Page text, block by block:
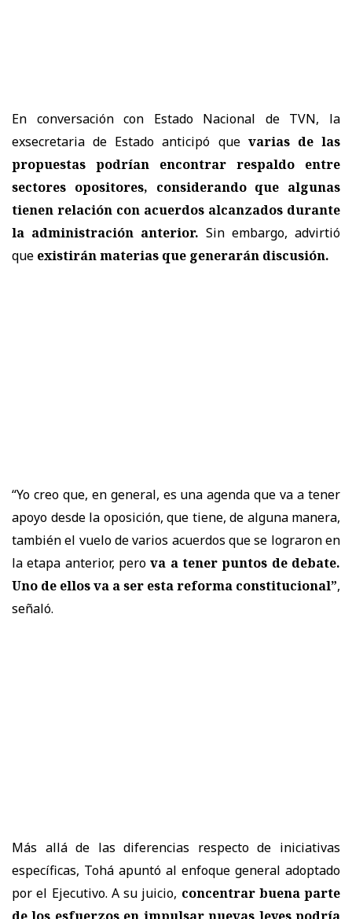
En conversación con Estado Nacional de TVN, la
exsecretaria de Estado anticipó que varias de las
propuestas podrían encontrar respaldo entre
sectores opositores, considerando que algunas
tienen relación con acuerdos alcanzados durante
la administración anterior. Sin embargo, advirtió
que existirán materias que generarán discusión.
“Yo creo que, en general, es una agenda que va a tener
apoyo desde la oposición, que tiene, de alguna manera,
también el vuelo de varios acuerdos que se lograron en
la etapa anterior, perova a tener puntos de debate.
Uno de ellos va a ser esta reforma constitucional”,
señaló.
Más allá de las diferencias respecto de iniciativas
específicas, Tohá apuntó al enfoque general adoptado
por el Ejecutivo. A su juicio, concentrar buena parte
de los esfuerzos en impulsar nuevas leyes podría